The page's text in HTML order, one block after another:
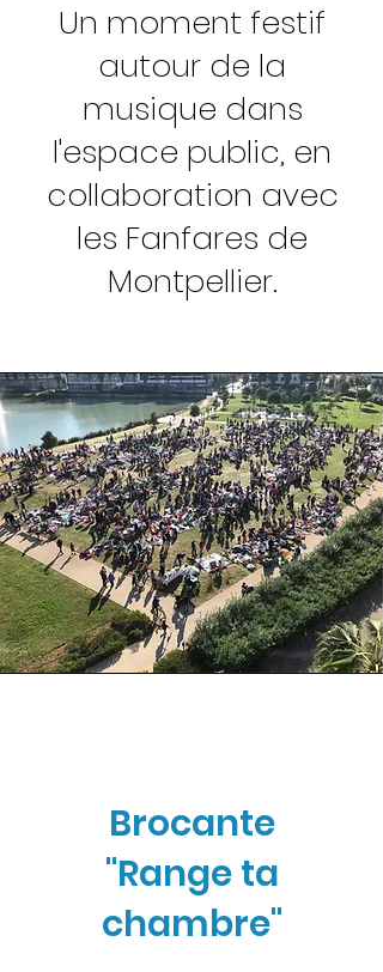
Un moment festif
autour de la
musique dans
l'espace public, en
collaboration avec
les Fanfares de
Montpellier.
Brocante
"Range ta
chambre"